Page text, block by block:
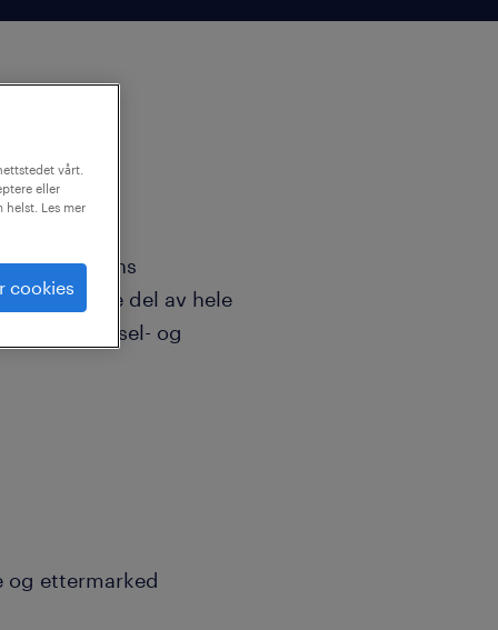
til
fremtidens
til å være del av hele
speed diesel- og
og ettermarked
vårt.
eller
helst. Les mer
cookies